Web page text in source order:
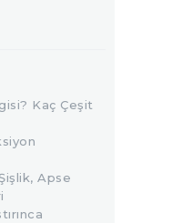
Kaç Çeşit
Apse